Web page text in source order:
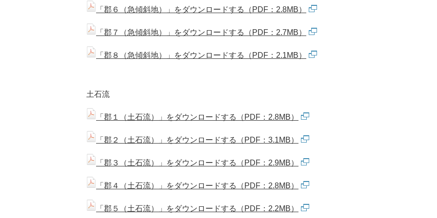
「郡６（急傾斜地）」をダウンロードする（PDF：2.8MB）
「郡７（急傾斜地）」をダウンロードする（PDF：2.7MB）
「郡８（急傾斜地）」をダウンロードする（PDF：2.1MB）
土石流
「郡１（土石流）」をダウンロードする（PDF：2.8MB）
「郡２（土石流）」をダウンロードする（PDF：3.1MB）
「郡３（土石流）」をダウンロードする（PDF：2.9MB）
「郡４（土石流）」をダウンロードする（PDF：2.8MB）
「郡５（土石流）」をダウンロードする（PDF：2.2MB）